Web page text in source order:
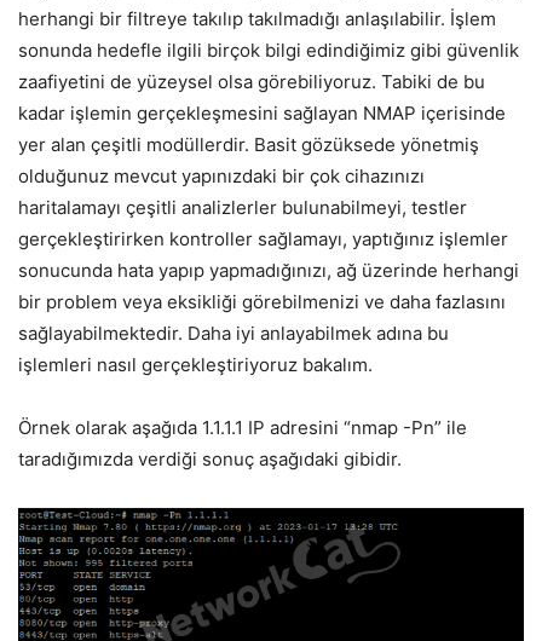
herhangi bir filtreye takılıp takılmadığı anlaşılabilir. İşlem
sonunda hedefle ilgili birçok bilgi edindiğimiz gibi güvenlik
zaafiyetini de yüzeysel olsa görebiliyoruz. Tabiki de bu
kadar işlemin gerçekleşmesini sağlayan NMAP içerisinde
yer alan çeşitli modüllerdir. Basit gözüksede yönetmiş
olduğunuz mevcut yapınızdaki bir çok cihazınızı
haritalamayı çeşitli analizlerler bulunabilmeyi, testler
gerçekleştirirken kontroller sağlamayı, yaptığınız işlemler
sonucunda hata yapıp yapmadığınızı, ağ üzerinde herhangi
bir problem veya eksikliği görebilmenizi ve daha fazlasını
sağlayabilmektedir. Daha iyi anlayabilmek adına bu
işlemleri nasıl gerçekleştiriyoruz bakalım.
Örnek olarak aşağıda 1.1.1.1 IP adresini “nmap -Pn” ile
taradığımızda verdiği sonuç aşağıdaki gibidir.